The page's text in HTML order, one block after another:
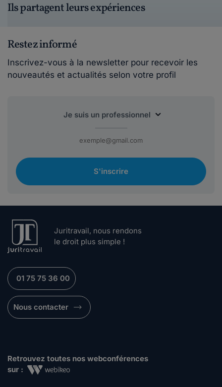
Ils partagent leurs expériences
Restez informé
Inscrivez-vous à la newsletter pour recevoir les
nouveautés et actualités selon votre profil
S'inscrire
Juritravail, nous rendons
le droit plus simple !
01 75 75 36 00
Nous contacter
Retrouvez toutes nos webconférences
sur :